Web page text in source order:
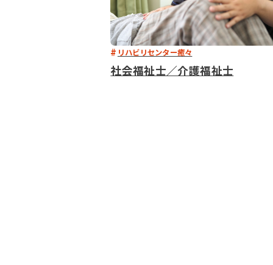
リハビリセンター癒々
社会福祉士／介護福祉士